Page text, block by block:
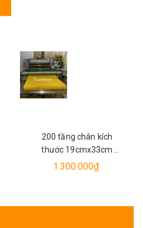
200 tầng chân kích
thước 19cmx33cm
ong nội miền bắc sáp
1.300.000₫